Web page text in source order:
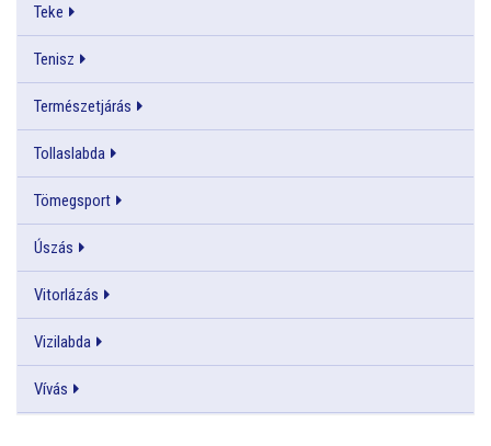
Teke
Tenisz
Természetjárás
Tollaslabda
Tömegsport
Úszás
Vitorlázás
Vizilabda
Vívás